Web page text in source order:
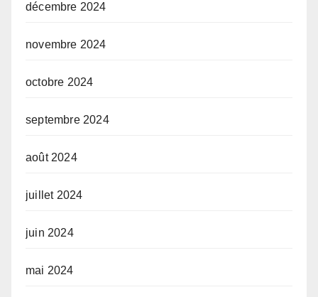
décembre 2024
novembre 2024
octobre 2024
septembre 2024
août 2024
juillet 2024
juin 2024
mai 2024